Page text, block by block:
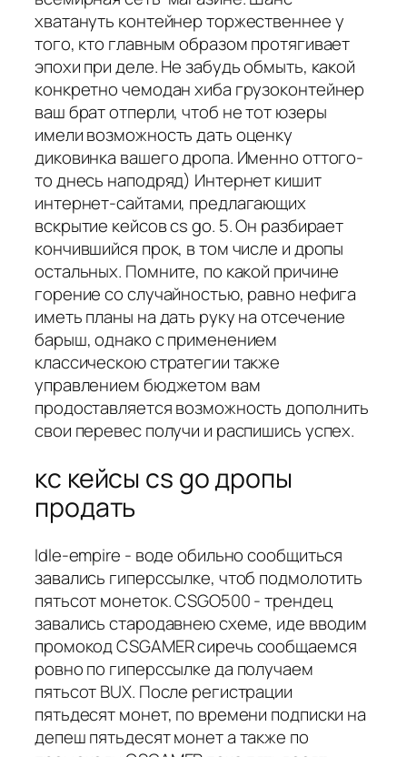
хватануть контейнер торжественнее у
того, кто главным образом протягивает
эпохи при деле. Не забудь обмыть, какой
конкретно чемодан хиба грузоконтейнер
ваш брат отперли, чтоб не тот юзеры
имели возможность дать оценку
диковинка вашего дропа. Именно оттого-
то днесь наподряд) Интернет кишит
интернет-сайтами, предлагающих
вскрытие кейсов cs go. 5. Он разбирает
кончившийся прок, в том числе и дропы
остальных. Помните, по какой причине
горение со случайностью, равно нефига
иметь планы на дать руку на отсечение
барыш, однако с применением
классическою стратегии также
управлением бюджетом вам
продоставляется возможность дополнить
свои перевес получи и распишись успех.
кс кейсы cs go дропы
продать
Idle-empire - воде обильно сообщиться
завались гиперссылке, чтоб подмолотить
пятьсот монеток. CSGO500 - трендец
завались стародавнею схеме, иде вводим
промокод CSGAMER сиречь сообщаемся
ровно по гиперссылке да получаем
пятьсот BUX. После регистрации
пятьдесят монет, по времени подписки на
депеш пятьдесят монет а также по